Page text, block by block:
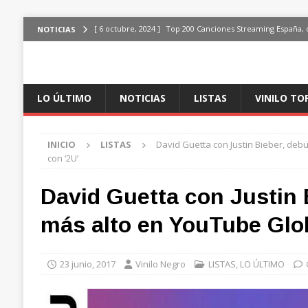
NOTICIAS [ 6 octubre, 2024 ] Top 200 Canciones Streaming
ÚLTIMO
ÚLTIMO
LO ÚLTIMO NOTICIAS LISTAS VINILO
INICIO LISTAS
David Guetta con Justin Bieber,
con ‘2U’
David Guetta con Justin
más alto en YouTube
23 junio, 2017 Vinilo Negro LISTAS, LO ÚLTIMO